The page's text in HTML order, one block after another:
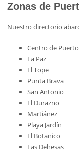
Zonas de
Nuestro directorio
Centro de
La Paz
El Tope
Punta Brava
San Antonio
El Durazno
Martiánez
Playa Jardín
El Botanico
Las Dehesas